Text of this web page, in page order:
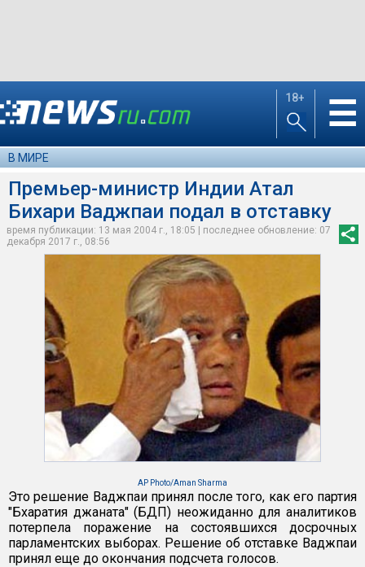
18+ ☰
В МИРЕ
Премьер-министр Индии Атал
Бихари Ваджпаи подал в отставку
время публикации: 13 мая 2004 г., 18:05 | последнее обновление: 07
декабря 2017 г., 08:56
AP Photo/Aman Sharma
Это решение Ваджпаи принял после того, как его партия
"Бхаратия джаната" (БДП) неожиданно для аналитиков
потерпела поражение на состоявшихся досрочных
парламентских выборах. Решение об отставке Ваджпаи
принял еще до окончания подсчета голосов.